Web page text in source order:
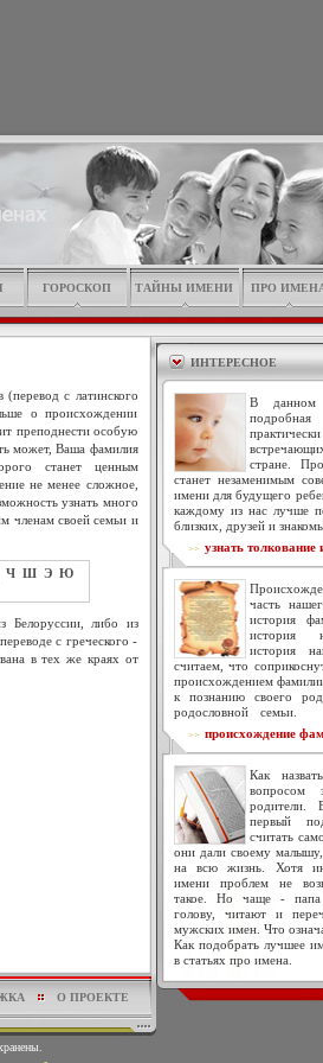
ГОРОСКОП ТАЙНЫ ИМЕНИ ПРО
с латинского
о происхождении
преподнести особую
может, Ваша фамилия
станет ценным
не менее сложное,
узнать много
членам своей семьи и
Ч Ш Э Ю
Белоруссии, либо из
с греческого -
в тех же краях от
О ПРОЕКТЕ
ИНТЕРЕСНОЕ
В данном
стране.
станет незаменимым
имени для будущего
каждому из нас лучше
близких, друзей и
>> узнать толкование
часть
история
история
история
считаем, что
происхождением
к познанию своего
родословной семьи.
>> происхождение
Как
вопросом
первый
считать
они дали своему
на всю жизнь. Хотя
имени проблем не
такое. Но чаще -
голову, читают и
мужских имен. Что
Как подобрать лучшее
в статьях про имена.